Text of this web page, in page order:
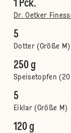
1 Pck.
Dr. Oetker
5
Dotter (Größe M)
250 g
Speisetopfen (20
5
Eiklar (Größe M)
120 g